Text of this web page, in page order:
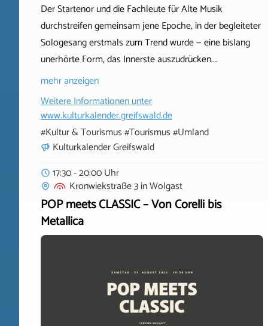
Der Startenor und die Fachleute für Alte Musik
durchstreifen gemeinsam jene Epoche, in der begleiteter
Sologesang erstmals zum Trend wurde — eine bislang
unerhörte Form, das Innerste auszudrücken.…
mehr anzeigen
Weitere Informationen unter
www.kulturkalender.greifswald.de
#Kultur & Tourismus #Tourismus #Umland
Kulturkalender Greifswald
17:30 - 20:00 Uhr
Kronwiekstraße 3inWolgast
POP meets CLASSIC – Von Corelli bis
Metallica